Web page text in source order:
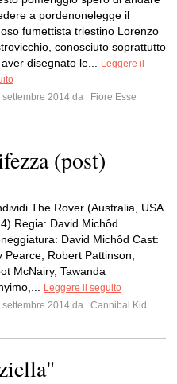
a pordenonelegge il
fumettista triestino Lorenzo
conosciuto soprattutto
disegnato le...
Leggere il
settembre 2014 da
Fiore Esse
(post)
The Rover (Australia, USA
Regia: David Michôd
David Michôd Cast:
Pearce, Robert Pattinson,
McNairy, Tawanda
Leggere il seguito
settembre 2014 da
Cannibal Kid